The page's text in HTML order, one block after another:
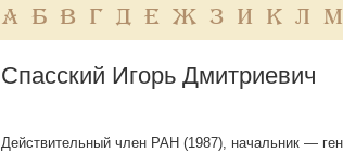
А Б В Г Д Е Ж З И К Л М
Спасский Игорь Дмитриевич
Действительный член РАН (1987), начальник —